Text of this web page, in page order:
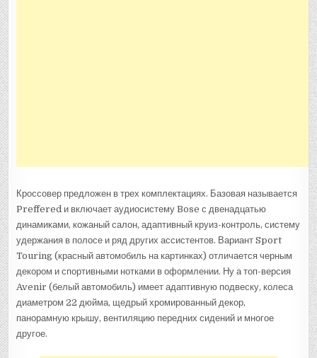
Кроссовер предложен в трех комплектациях. Базовая называется
Preffered и включает аудиосистему Bose с двенадцатью
динамиками, кожаный салон, адаптивный круиз-контроль, систему
удержания в полосе и ряд других ассистентов. Вариант Sport
Touring (красный автомобиль на картинках) отличается черным
декором и спортивными нотками в оформлении. Ну а топ-версия
Avenir (белый автомобиль) имеет адаптивную подвеску, колеса
диаметром 22 дюйма, щедрый хромированный декор,
панорамную крышу, вентиляцию передних сидений и многое
другое.